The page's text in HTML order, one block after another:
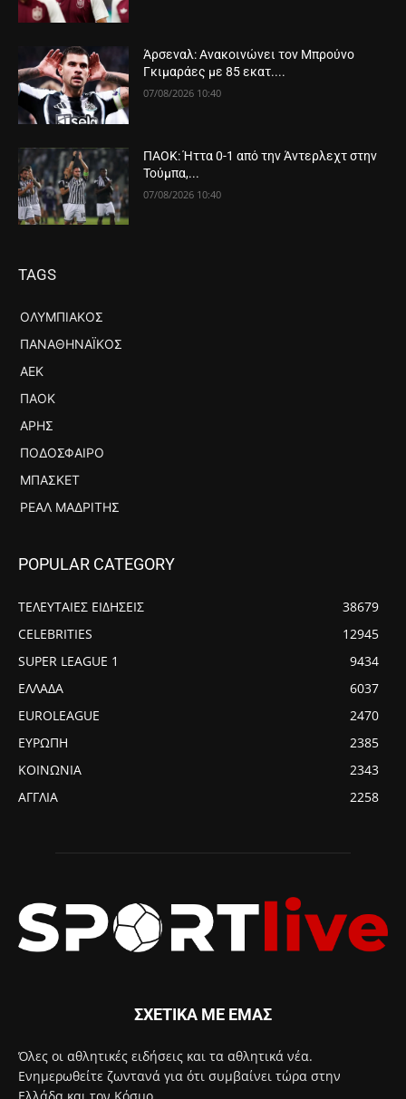
Άρσεναλ: Ανακοινώνει τον Μπρούνο
Γκιμαράες με 85 εκατ....
07/08/2026 10:40
ΠΑΟΚ: Ήττα 0-1 από την Άντερλεχτ στην
Τούμπα,...
07/08/2026 10:40
TAGS
ΟΛΥΜΠΙΑΚΌΣ
ΠΑΝΑΘΗΝΑΪΚΌΣ
ΑΕΚ
ΠΑΟΚ
ΆΡΗΣ
ΠΟΔΌΣΦΑΙΡΟ
ΜΠΆΣΚΕΤ
ΡΕΆΛ ΜΑΔΡΊΤΗΣ
POPULAR CATEGORY
ΤΕΛΕΥΤΑΙΕΣ ΕΙΔΗΣΕΙΣ
38679
CELEBRITIES
12945
SUPER LEAGUE 1
9434
ΕΛΛΑΔΑ
6037
EUROLEAGUE
2470
ΕΥΡΩΠΗ
2385
ΚΟΙΝΩΝΙΑ
2343
ΑΓΓΛΙΑ
2258
ΣΧΕΤΙΚΑ ΜΕ ΕΜΑΣ
Όλες οι αθλητικές ειδήσεις και τα αθλητικά νέα.
Ενημερωθείτε ζωντανά για ότι συμβαίνει τώρα στην